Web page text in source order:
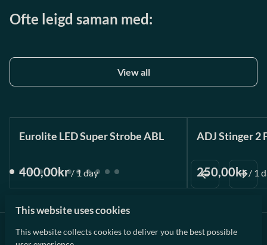
Ofte leigd saman med:
View all
Eurolite LED Super Strobe ABL
/
ADJ Stinger 2
/
This website uses cookies
This website collects cookies to deliver you the best possible